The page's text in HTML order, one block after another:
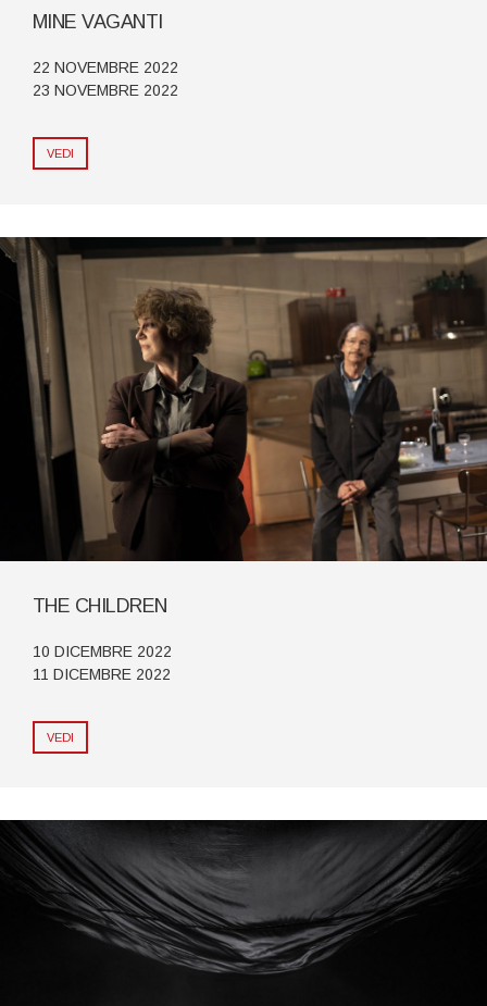
MINE VAGANTI
22 NOVEMBRE 2022
23 NOVEMBRE 2022
VEDI
THE CHILDREN
10 DICEMBRE 2022
11 DICEMBRE 2022
VEDI